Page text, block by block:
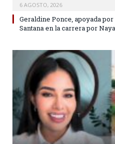
6 AGOSTO, 2026
Geraldine Ponce, apoyada
Santana en la carrera por